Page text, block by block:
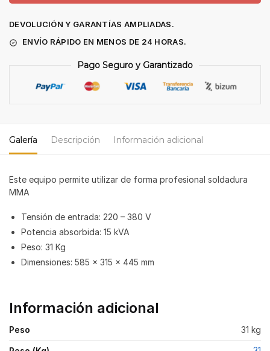
AC/DC
cantidad
DEVOLUCIÓN Y GARANTÍAS AMPLIADAS.
ENVÍO RÁPIDO EN MENOS DE 24 HORAS.
Pago Seguro y Garantizado
Galería Descripción Información adicional
Este equipo permite utilizar de forma profesional soldadura
MMA
Tensión de entrada: 220 – 380 V
Potencia absorbida: 15 kVA
Peso: 31 Kg
Dimensiones: 585 x 315 x 445 mm
Información adicional
Peso 31 kg